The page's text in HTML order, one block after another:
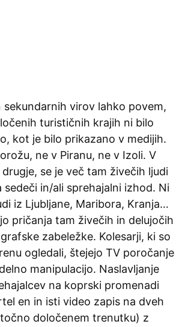
sekundarnih virov lahko povem,
turističnih krajih ni bilo
kot je bilo prikazano v medijih.
ne v Piranu, ne v Izoli. V
se je več tam živečih ljudi
sedeči in/ali sprehajalni izhod. Ni
iz Ljubljane, Maribora, Kranja…
pričanja tam živečih in delujočih
zabeležke. Kolesarji, ki so
ogledali, štejejo TV poročanje
manipulacijo. Naslavljanje
na koprski promenadi
en in isti video zapis na dveh
določenem trenutku) z